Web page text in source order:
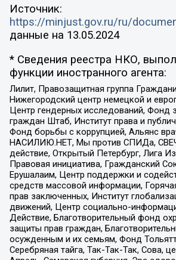
Источник:
https://minjust.gov.ru/ru/
данные на 13.05.2024
* Сведения реестра НКО,
функции иностранного агента:
Лилит, Правозащитная группа
Нижегородский центр немецкой и
Центр гендерных исследований, Фонд
граждан Штаб, Институт права и
Фонд борьбы с коррупцией, Альянс
НАСИЛИЮ.НЕТ, Мы против СПИДа,
действие, Открытый Петербург, Лига
Правовая инициатива, Гражданский
Ерушалаим, Центр поддержки и
средств массовой информации,
прав заключенных, Институт
движений, Центр социально-
Действие, Благотворительный фонд
защиты прав граждан,
осужденным и их семьям, Фонд
Серебряная тайга, Так-Так-Так, Сова,